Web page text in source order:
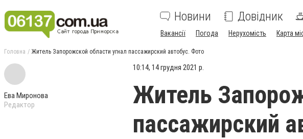
Новини Довідник
Вакансії Погода Нерухомість Карта
Головна Житель Запорожской области угнал пассажирский автобус. Фото
Ева Миронова
Редактор
10:14, 14 грудня 2021 р.
Житель
пассажирский